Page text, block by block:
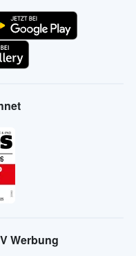
Werbung